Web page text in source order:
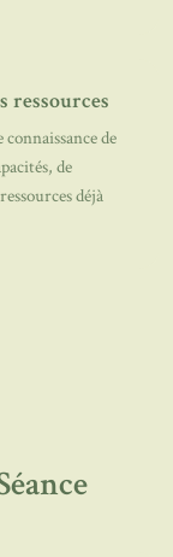
ressources
de
de
déjà